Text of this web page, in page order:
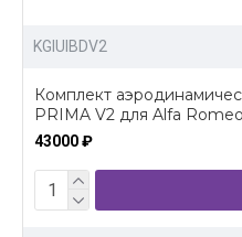
KGIUIBDV2
Комплект
PRIMA V2 для Alfa
43000 ₽